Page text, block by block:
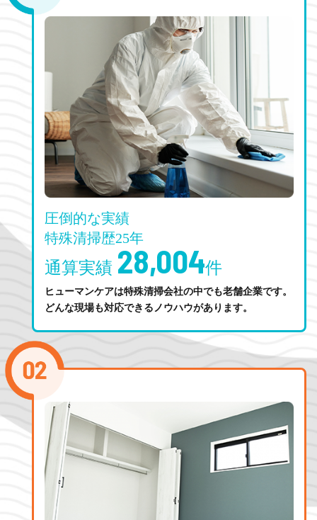
圧倒的な実績
特殊清掃歴25年
通算実績 28,004件
ヒューマンケアは特殊清掃会社の中でも老舗企業です。
どんな現場も対応できるノウハウがあります。